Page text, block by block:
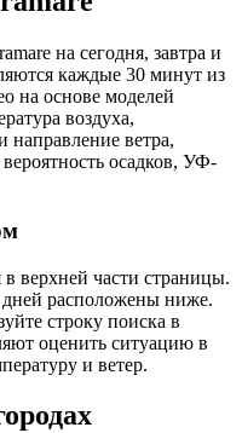
на сегодня, завтра и
каждые 30 минут из
на основе моделей
воздуха,
направление ветра,
осадков, УФ-
верхней части страницы.
расположены ниже.
строку поиска в
оценить ситуацию в
и ветер.